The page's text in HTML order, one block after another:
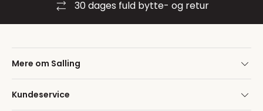
30 dages fuld bytte- og retur
Mere om Salling
Kundeservice